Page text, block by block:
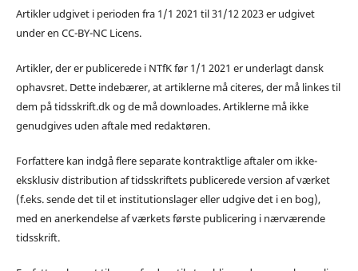
Artikler udgivet i perioden fra 1/1 2021 til 31/12 2023 er udgivet
under en CC-BY-NC Licens.
Artikler, der er publicerede i NTfK før 1/1 2021 er underlagt dansk
ophavsret. Dette indebærer, at artiklerne må citeres, der må linkes til
dem på tidsskrift.dk og de må downloades. Artiklerne må ikke
genudgives uden aftale med redaktøren.
Forfattere kan indgå flere separate kontraktlige aftaler om ikke-
eksklusiv distribution af tidsskriftets publicerede version af værket
(f.eks. sende det til et institutionslager eller udgive det i en bog),
med en anerkendelse af værkets første publicering i nærværende
tidsskrift.